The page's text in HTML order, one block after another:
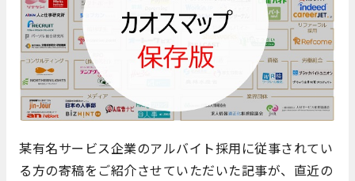
某有名サービス企業のアルバイト採用に従事されてい
る方の寄稿をご紹介させていただいた記事が、直近の